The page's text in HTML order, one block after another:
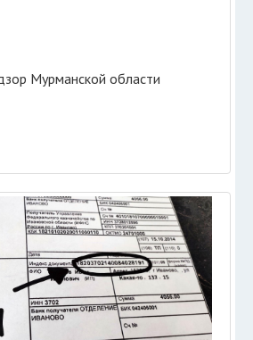
Мурманской области